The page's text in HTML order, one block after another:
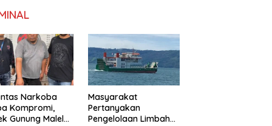
Narkoba
Kompromi,
Gunung Malela
Masyarakat
Pertanyakan
Pengelolaan Limbah